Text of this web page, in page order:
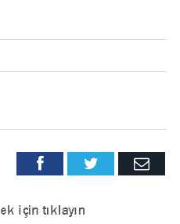
FacebookTwitter Email